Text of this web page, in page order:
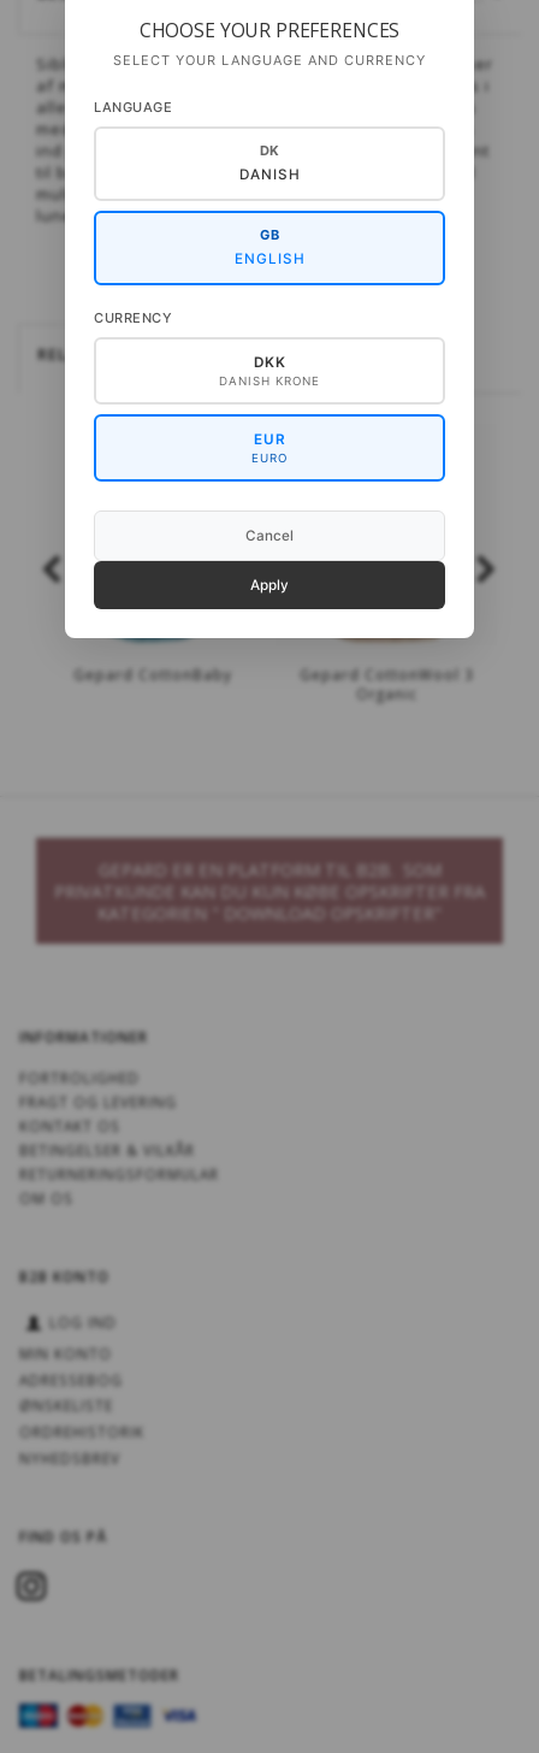
Siblings er en babycardigan i klassisk stil med masser
af muligheder for variation. Cardiganen kan strikkes i
alle vores p. 3-garner og kan samtidig også varieres
med tre forskellige mønsterpaneler, der kan sættes
ind på forstykkerne. Cardigans er et godt supplement
til babyernes garderobe; lette at få af og på og med
mulighed for at lade trøjen stå åben, hvis det bliver
lunere i vejret.
RELATEREDE
Gepard CottonBaby
Gepard CottonWool 3
Organic
GEPARD ER EN PLATFORM TIL B2B. SOM
PRIVATKUNDE KAN DU KUN KØBE OPSKRIFTER FRA
KATEGORIEN " DOWNLOAD OPSKRIFTER"
INFORMATIONER
FORTROLIGHED
FRAGT OG LEVERING
KONTAKT OS
BETINGELSER & VILKÅR
RETURNERINGSFORMULAR
OM OS
B2B KONTO
LOG IND
MIN KONTO
ADRESSEBOG
ØNSKELISTE
ORDREHISTORIK
NYHEDSBREV
FIND OS PÅ
BETALINGSMETODER
CHOOSE YOUR PREFERENCES
SELECT YOUR LANGUAGE AND CURRENCY
LANGUAGE
DK
DANISH
GB
ENGLISH
CURRENCY
DKK
DANISH KRONE
EUR
EURO
Cancel
Apply